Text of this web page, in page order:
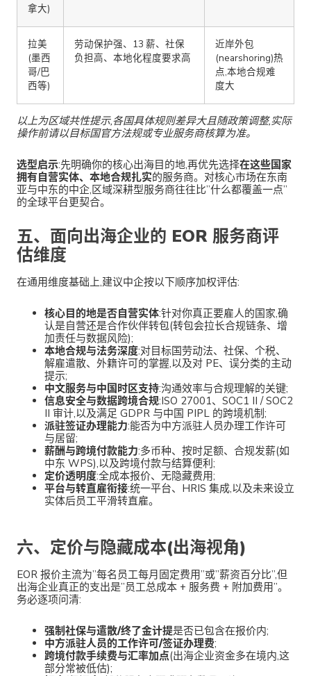
拿大)
拉美
(墨西
哥/巴
西等)
劳动保护强、13 薪、社保
负担高、本地化程度要求高
近岸外包
(nearshoring)热
点,本地合规难
度大
以上为区域共性提示,各国具体规则差异大且随政策调整,实际
操作前请以目标国官方法规或专业服务商核算为准。
选型启示:先明确你的核心出海目的地,再优先选择在这些国家
拥有自营实体、本地合规扎实的服务商。对核心市场在东南
亚与中东的中企,区域深耕型服务商往往比”什么都覆盖一点”
的全球平台更契合。
五、面向出海企业的 EOR 服务商评
估维度
在通用维度基础上,建议中企按以下顺序加权评估:
核心目的地是否自营实体:针对你真正要雇人的国家,确
认是自营还是合作伙伴转包(转包会拉长合规链条、增
加责任与数据风险);
本地合规与法务深度:对目标国劳动法、社保、个税、
解雇遣散、外籍许可的掌握,以及对 PE、误分类的主动
提示;
中文服务与中国时区支持:沟通效率与合规理解的关键;
信息安全与数据跨境合规:ISO 27001、SOC1 II / SOC2
II 审计,以及满足 GDPR 与中国 PIPL 的跨境机制;
派驻签证办理能力:能否为中方派驻人员办理工作许可
与居留;
薪酬与跨境付款能力:多币种、按时足额、合规发薪(如
中东 WPS),以及跨境付款与结算便利;
定价透明度:全成本报价、无隐藏费用;
平台与转直雇衔接:统一平台、HRIS 集成,以及未来设立
实体后员工平滑转直雇。
六、定价与隐藏成本(出海视角)
EOR 报价主流为”每名员工每月固定费用”或”薪资百分比”,但
出海企业真正的支出是”员工总成本 + 服务费 + 附加费用”。
务必逐项问清:
强制社保与遣散/终了金计提是否已包含在报价内;
中方派驻人员的工作许可/签证办理费;
跨境付款手续费与汇率加点(出海企业资金多在境内,这
部分常被低估);